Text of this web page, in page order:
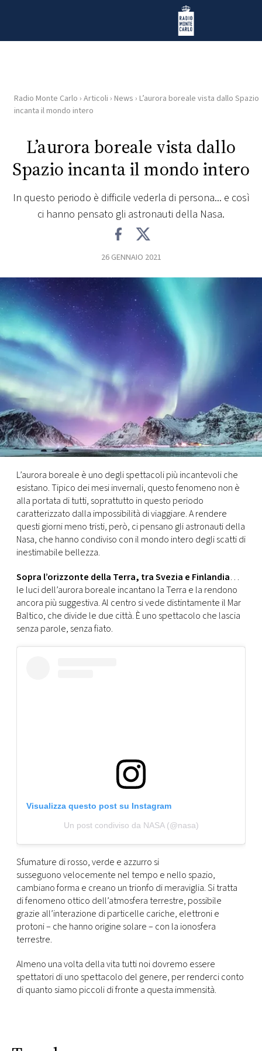
Radio Monte Carlo
HOME
RADIO
WEB
RADIO
PLAYLIST
FOTO
CONCORSI
EVENTI
VIDEO
TV
PRINCIPATO
DI
MONACO
RMC
CONSIGLIA
Radio Monte Carlo › Articoli › News › L’aurora boreale vista dallo Spazio
incanta il mondo intero
L’aurora boreale vista dallo
Spazio incanta il mondo intero
In questo periodo è difficile vederla di persona... e così
ci hanno pensato gli astronauti della Nasa.
26 GENNAIO 2021
L’aurora boreale è uno degli spettacoli più incantevoli che
esistano. Tipico dei mesi invernali, questo fenomeno non è
alla portata di tutti, soprattutto in questo periodo
caratterizzato dalla impossibilità di viaggiare. A rendere
questi giorni meno tristi, però, ci pensano gli astronauti della
Nasa, che hanno condiviso con il mondo intero degli scatti di
inestimabile bellezza.
Sopra l’orizzonte della Terra, tra Svezia e Finlandia…
le luci dell’aurora boreale incantano la Terra e la rendono
ancora più suggestiva. Al centro si vede distintamente il Mar
Baltico, che divide le due città. È uno spettacolo che lascia
senza parole, senza fiato.
Visualizza questo post su Instagram
Un post condiviso da NASA (@nasa)
Sfumature di rosso, verde e azzurro si
susseguono velocemente nel tempo e nello spazio,
cambiano forma e creano un trionfo di meraviglia. Si tratta
di fenomeno ottico dell’atmosfera terrestre, possibile
grazie all’interazione di particelle cariche, elettroni e
protoni – che hanno origine solare – con la ionosfera
terrestre.
Almeno una volta della vita tutti noi dovremo essere
spettatori di uno spettacolo del genere, per renderci conto
di quanto siamo piccoli di fronte a questa immensità.